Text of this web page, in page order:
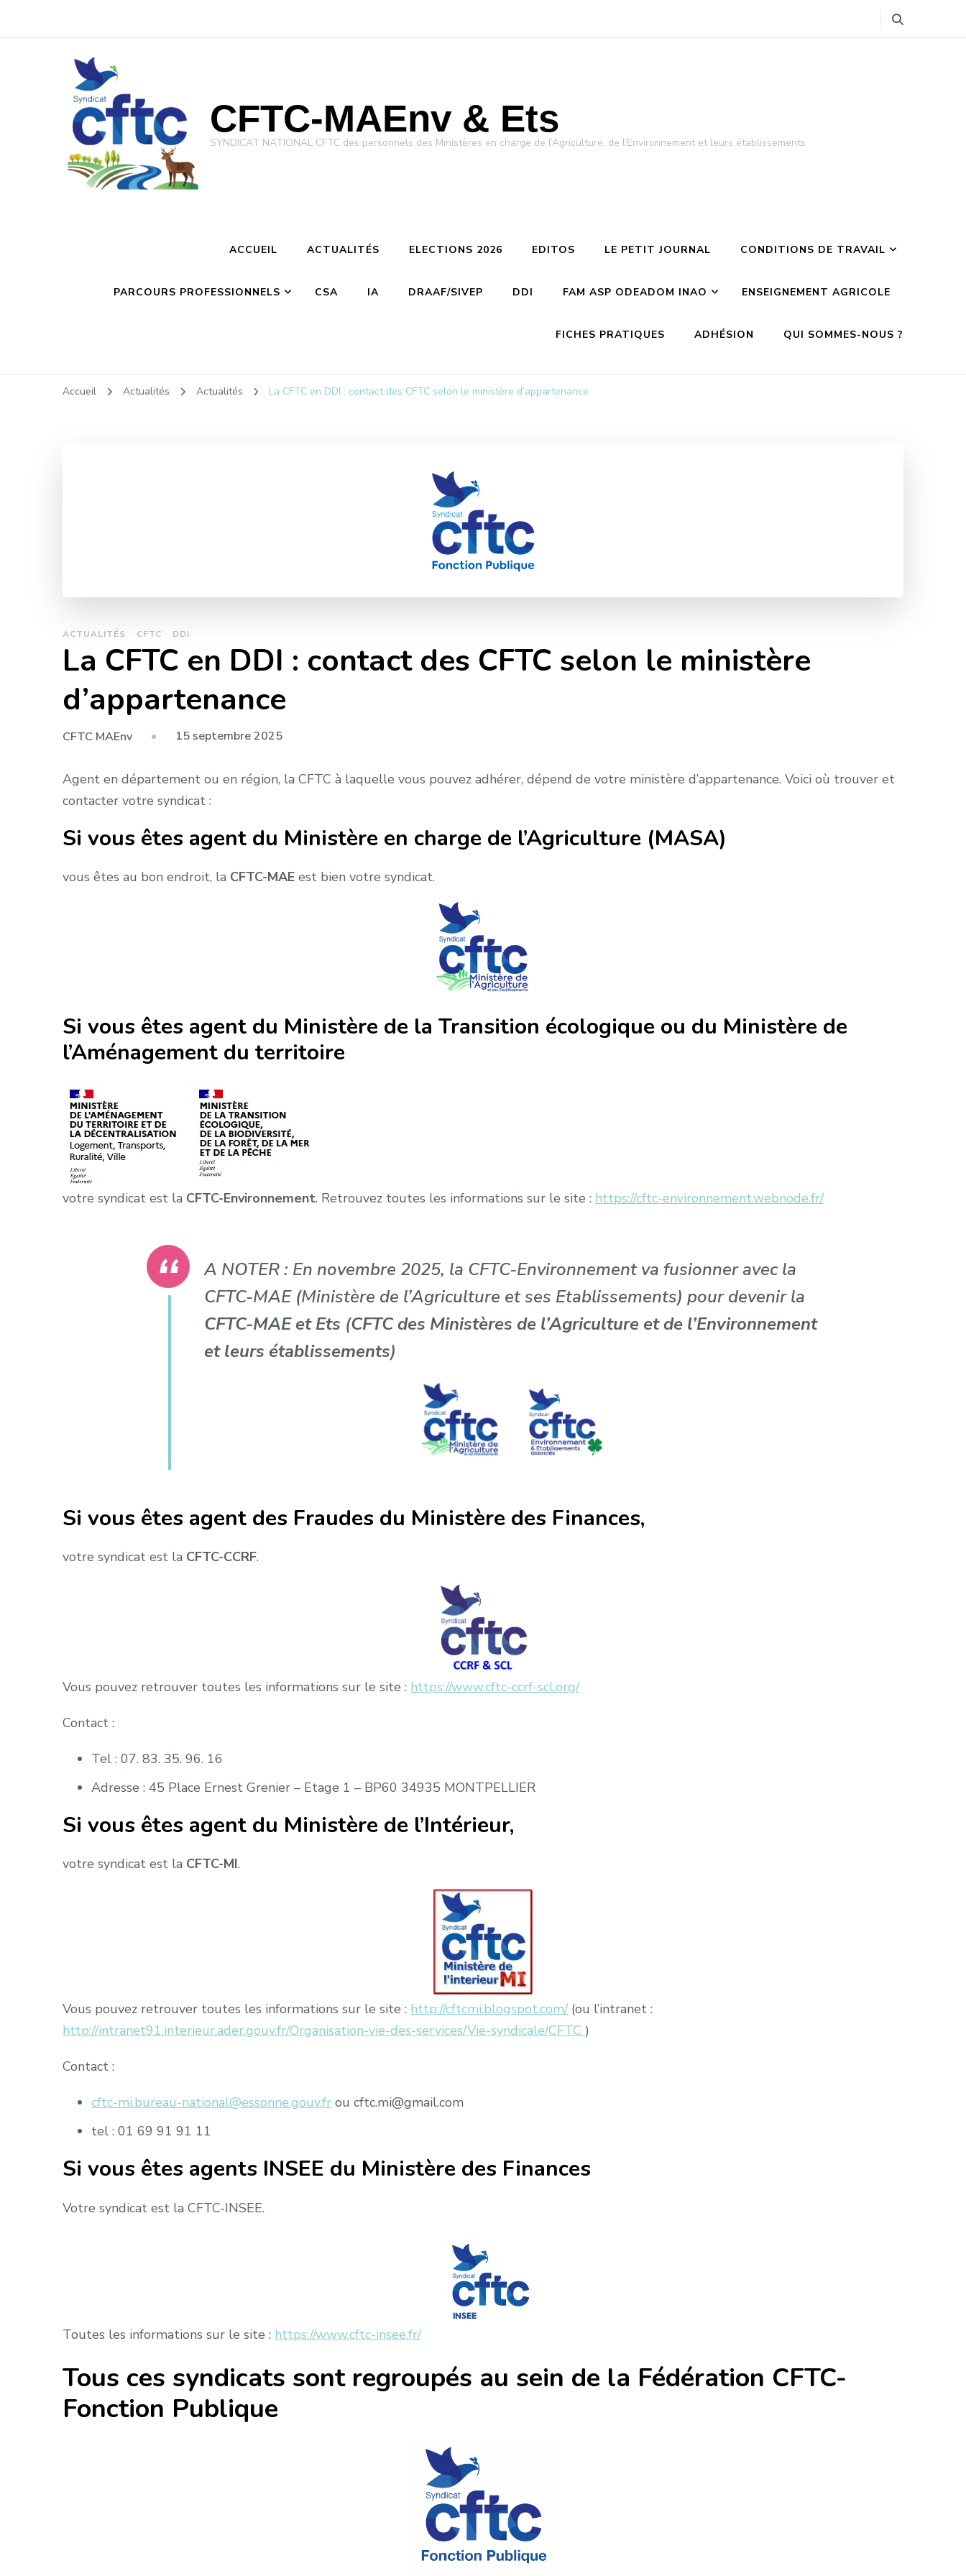
CFTC-MAEnv & Ets
SYNDICAT NATIONAL CFTC des personnels des Ministères en charge de l’Agriculture, de l’Environnement et leurs établissements
ACCUEIL ACTUALITÉS ELECTIONS 2026 EDITOS LE PETIT JOURNAL CONDITIONS DE TRAVAIL
PARCOURS PROFESSIONNELS CSA IA DRAAF/SIVEP DDI FAM ASP ODEADOM INAO ENSEIGNEMENT AGRICOLE
FICHES PRATIQUES ADHÉSION QUI SOMMES-NOUS ?
Accueil Actualités Actualités La CFTC en DDI : contact des CFTC selon le ministère d’appartenance
ACTUALITÉS CFTC DDI
La CFTC en DDI : contact des CFTC selon le ministère
d’appartenance
CFTC MAEnv 15 septembre 2025
Agent en département ou en région, la CFTC à laquelle vous pouvez adhérer, dépend de votre ministère d’appartenance. Voici où trouver et
contacter votre syndicat :
Si vous êtes agent du Ministère en charge de l’Agriculture (MASA)
vous êtes au bon endroit, la CFTC-MAE est bien votre syndicat.
Si vous êtes agent du Ministère de la Transition écologique ou du Ministère de
l’Aménagement du territoire
votre syndicat est la CFTC-Environnement. Retrouvez toutes les informations sur le site : https://cftc-environnement.webnode.fr/
A NOTER : En novembre 2025, la CFTC-Environnement va fusionner avec la
CFTC-MAE (Ministère de l’Agriculture et ses Etablissements) pour devenir la
CFTC-MAE et Ets (CFTC des Ministères de l’Agriculture et de l’Environnement
et leurs établissements)
Si vous êtes agent des Fraudes du Ministère des Finances,
votre syndicat est la CFTC-CCRF.
Vous pouvez retrouver toutes les informations sur le site : https://www.cftc-ccrf-scl.org/
Contact :
Tel : 07. 83. 35. 96. 16
Adresse : 45 Place Ernest Grenier – Etage 1 – BP60 34935 MONTPELLIER
Si vous êtes agent du Ministère de l’Intérieur,
votre syndicat est la CFTC-MI.
Vous pouvez retrouver toutes les informations sur le site : http://cftcmi.blogspot.com/ (ou l’intranet :
http://intranet91.interieur.ader.gouv.fr/Organisation-vie-des-services/Vie-syndicale/CFTC )
Contact :
cftc-mi.bureau-national@essonne.gouv.fr ou cftc.mi@gmail.com
tel : 01 69 91 91 11
Si vous êtes agents INSEE du Ministère des Finances
Votre syndicat est la CFTC-INSEE.
Toutes les informations sur le site : https://www.cftc-insee.fr/
Tous ces syndicats sont regroupés au sein de la Fédération CFTC-
Fonction Publique